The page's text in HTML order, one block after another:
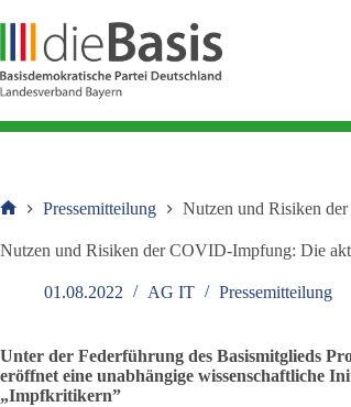
Inhalt
springen
Pressemitteilung Nutzen und Risiken
Nutzen und Risiken der COVID-Impfung: Die
01.08.2022 AG IT Pressemitteilung
Unter der Federführung des Basismitglieds
eröffnet eine unabhängige wissenschaftliche
„Impfkritikern”